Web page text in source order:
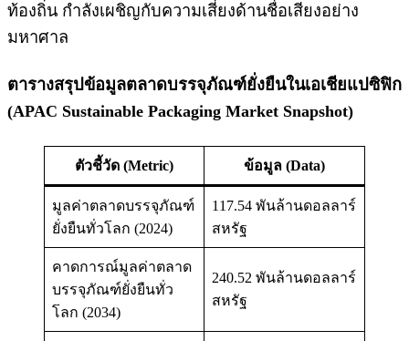
ท้องถิ่น กำลังเผชิญกับความเสี่ยงด้านชื่อเสียงอย่าง
มหาศาล
ตารางสรุปข้อมูลตลาดบรรจุภัณฑ์ยั่งยืนในเอเชียแปซิฟิก
(APAC Sustainable Packaging Market Snapshot)
ตัวชี้วัด (Metric) ข้อมูล (Data)
มูลค่าตลาดบรรจุภัณฑ์
ยั่งยืนทั่วโลก (2024)
117.54 พันล้านดอลลาร์
สหรัฐ
คาดการณ์มูลค่าตลาด
บรรจุภัณฑ์ยั่งยืนทั่ว
โลก (2034)
240.52 พันล้านดอลลาร์
สหรัฐ